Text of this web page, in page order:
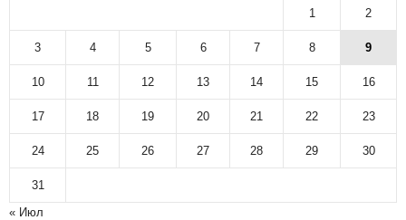
1 2
3 4 5 6 7 8 9
10 11 12 13 14 15 16
17 18 19 20 21 22 23
24 25 26 27 28 29 30
31
« Июл